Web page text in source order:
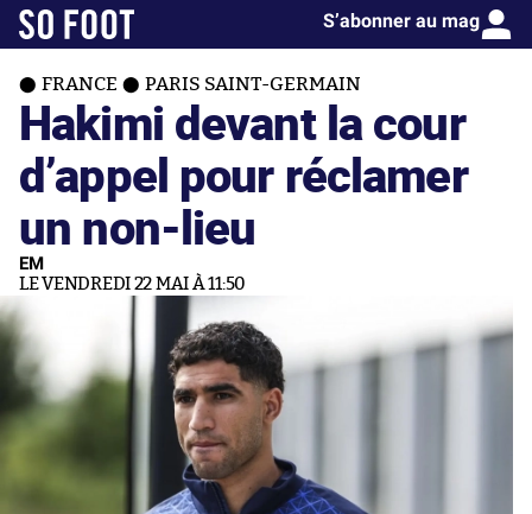
S’abonner au mag
FRANCE PARIS SAINT-GERMAIN
Hakimi devant la cour
d’appel pour réclamer
un non-lieu
EM
LE VENDREDI 22 MAI À 11:50